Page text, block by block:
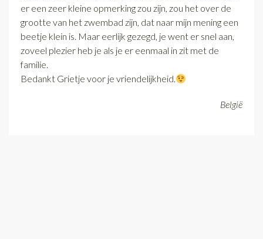
er een zeer kleine opmerking zou zijn, zou het over de
grootte van het zwembad zijn, dat naar mijn mening een
beetje klein is. Maar eerlijk gezegd, je went er snel aan,
zoveel plezier heb je als je er eenmaal in zit met de
familie.
Bedankt Grietje voor je vriendelijkheid.
België